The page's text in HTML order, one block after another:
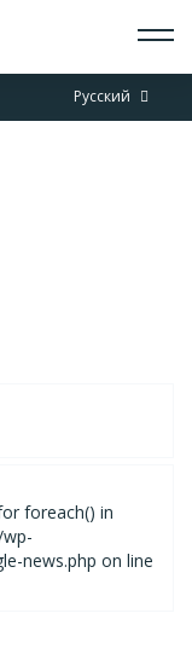
Русский
foreach() in
news.php on line